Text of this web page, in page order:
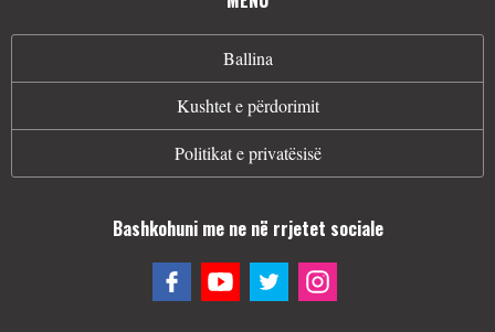
Ballina
Kushtet e përdorimit
Politikat e privatësisë
Bashkohuni me ne në rrjetet sociale